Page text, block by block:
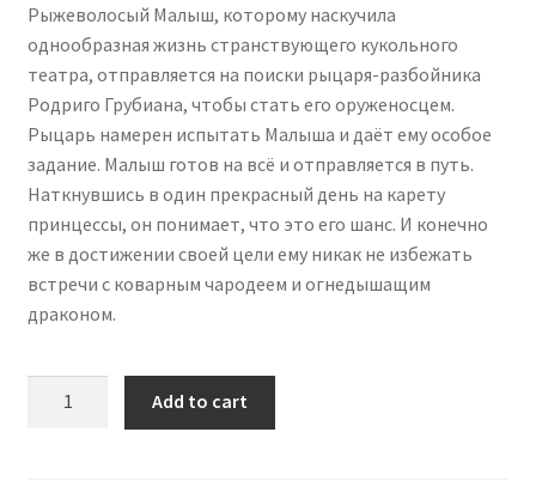
Рыжеволосый Малыш, которому наскучила
однообразная жизнь странствующего кукольного
театра, отправляется на поиски рыцаря-разбойника
Родриго Грубиана, чтобы стать его оруженосцем.
Рыцарь намерен испытать Малыша и даёт ему особое
задание. Малыш готов на всё и отправляется в путь.
Наткнувшись в один прекрасный день на карету
принцессы, он понимает, что это его шанс. И конечно
же в достижении своей цели ему никак не избежать
встречи с коварным чародеем и огнедышащим
драконом.
Add to cart